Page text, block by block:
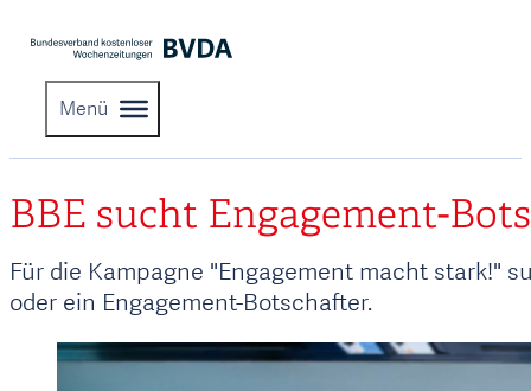
Menü
BBE sucht Engagement-
Für die Kampagne "Engagement macht stark!"
oder ein Engagement-Botschafter.